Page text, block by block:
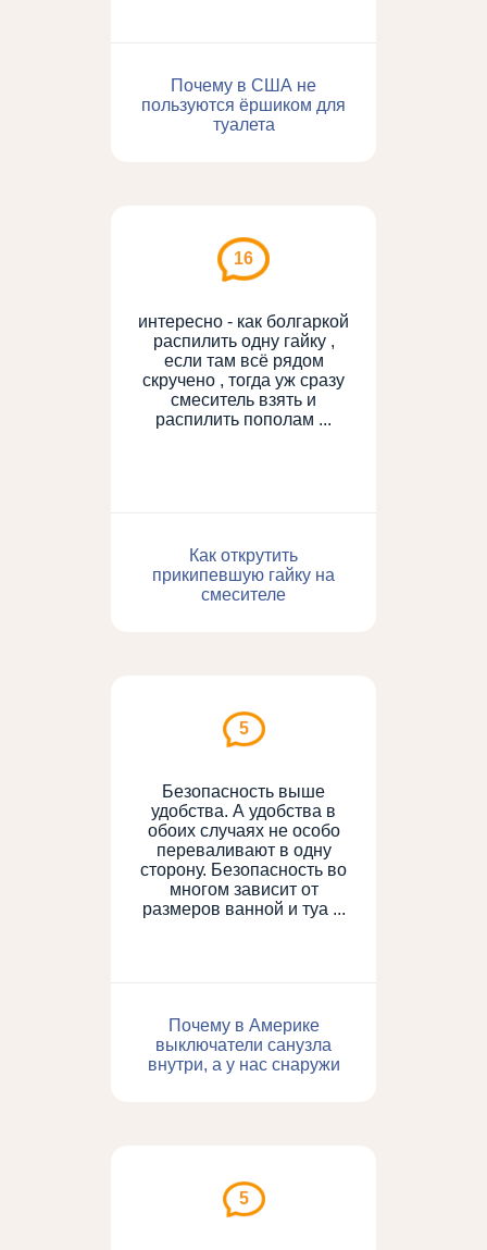
Почему в США не
пользуются ёршиком для
туалета
16
интересно - как болгаркой
распилить одну гайку ,
если там всё рядом
скручено , тогда уж сразу
смеситель взять и
распилить пополам ...
Как открутить
прикипевшую гайку на
смесителе
5
Безопасность выше
удобства. А удобства в
обоих случаях не особо
переваливают в одну
сторону. Безопасность во
многом зависит от
размеров ванной и туа ...
Почему в Америке
выключатели санузла
внутри, а у нас снаружи
5